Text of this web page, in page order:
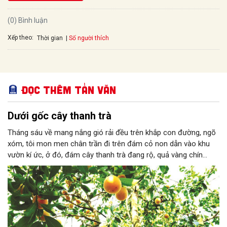
(0) Bình luận
Xếp theo: Thời gian Số người thích
Đọc thêm Tản văn
Dưới gốc cây thanh trà
Tháng sáu về mang nắng gió rải đều trên khắp con đường, ngõ
xóm, tôi mon men chân trần đi trên đám cỏ non dẫn vào khu
vườn kí ức, ở đó, đám cây thanh trà đang rộ, quả vàng chín
mọng, căng mình dưới lớp lá xanh đậm. Mùa này là mùa của
những dư vị thanh thanh nơi đầu lưỡi, tôi có thể thả mình vào
nơi mát mẻ của khu vườn, nghe tiếng ve thao thiết gọi hè.
Những quả thanh trà được tưới đẫm nước, lấp lánh vàng, căng
mọng, chỉ chờ tay người hái.